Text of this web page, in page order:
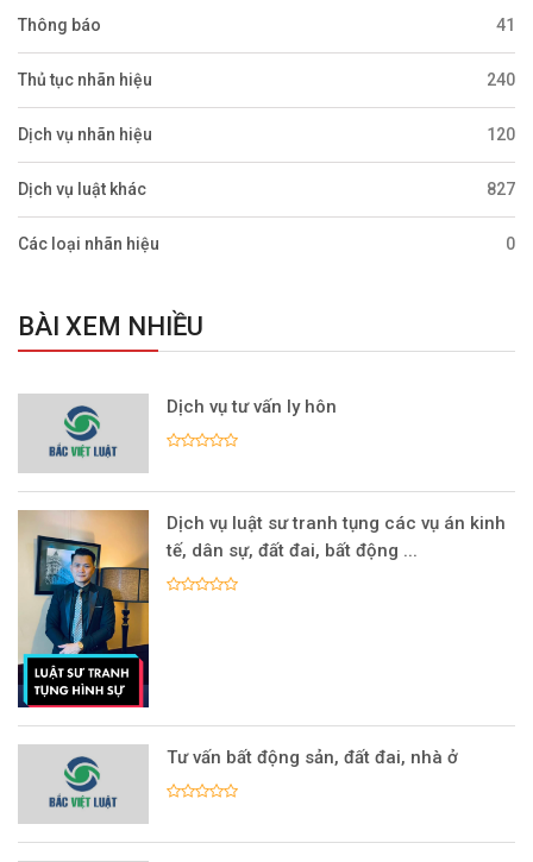
Thông báo 41
Thủ tục nhãn hiệu 240
Dịch vụ nhãn hiệu 120
Dịch vụ luật khác 827
Các loại nhãn hiệu 0
BÀI XEM NHIỀU
Dịch vụ tư vấn ly hôn
Dịch vụ luật sư tranh tụng các vụ án kinh
tế, dân sự, đất đai, bất động ...
Tư vấn bất động sản, đất đai, nhà ở